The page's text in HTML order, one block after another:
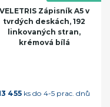
VELETRIS Zápisník A5 v
tvrdých deskách, 192
linkovaných stran,
krémová bílá
455 ks do 4-5 prac. dnů